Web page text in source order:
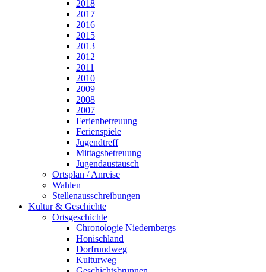
2018
2017
2016
2015
2013
2012
2011
2010
2009
2008
2007
Ferienbetreuung
Ferienspiele
Jugendtreff
Mittagsbetreuung
Jugendaustausch
Ortsplan / Anreise
Wahlen
Stellenausschreibungen
Kultur & Geschichte
Ortsgeschichte
Chronologie Niedernbergs
Honischland
Dorfrundweg
Kulturweg